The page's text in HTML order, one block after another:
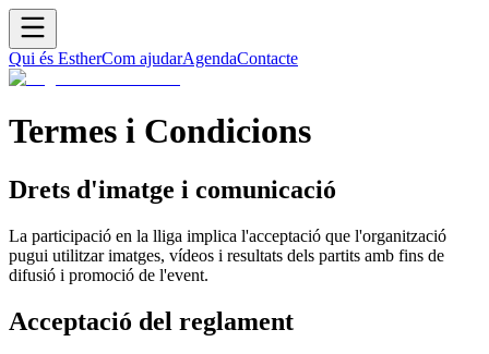
Qui és EstherCom ajudarAgendaContacte
Termes i Condicions
Drets d'imatge i comunicació
La participació en la lliga implica l'acceptació que l'organització
pugui utilitzar imatges, vídeos i resultats dels partits amb fins de
difusió i promoció de l'event.
Acceptació del reglament